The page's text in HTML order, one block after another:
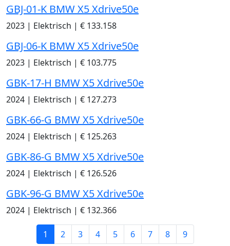
GBJ-01-K BMW X5 Xdrive50e
2023 | Elektrisch | € 133.158
GBJ-06-K BMW X5 Xdrive50e
2023 | Elektrisch | € 103.775
GBK-17-H BMW X5 Xdrive50e
2024 | Elektrisch | € 127.273
GBK-66-G BMW X5 Xdrive50e
2024 | Elektrisch | € 125.263
GBK-86-G BMW X5 Xdrive50e
2024 | Elektrisch | € 126.526
GBK-96-G BMW X5 Xdrive50e
2024 | Elektrisch | € 132.366
1 2 3 4 5 6 7 8 9